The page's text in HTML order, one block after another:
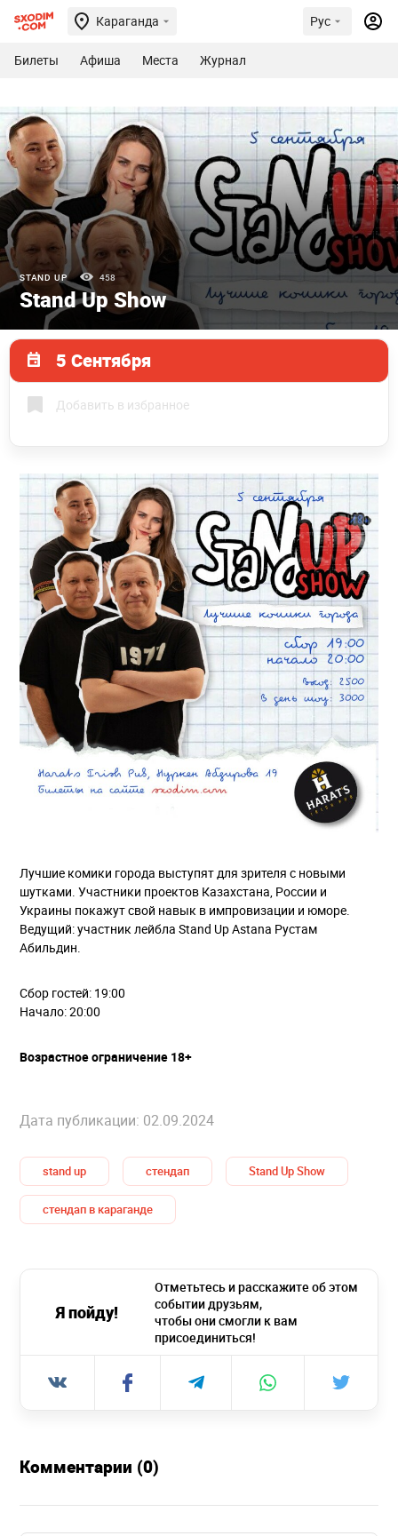
Караганда Рус
Билеты Афиша Места Журнал
STAND UP 458
Stand Up Show
5 Сентября
Добавить в избранное
Лучшие комики города выступят для зрителя с новыми
шутками. Участники проектов Казахстана, России и
Украины покажут свой навык в импровизации и юморе.
Ведущий: участник лейбла Stand Up Astana Рустам
Абильдин.
Сбор гостей: 19:00
Начало: 20:00
Возрастное ограничение 18+
Дата публикации: 02.09.2024
stand up стендап Stand Up Show
стендап в караганде
Я пойду!
Отметьтесь и расскажите об этом
событии друзьям,
чтобы они смогли к вам
присоединиться!
Комментарии (0)